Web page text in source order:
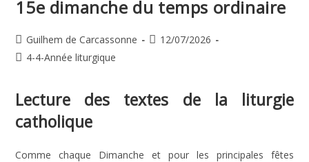
15e dimanche du temps ordinaire
Auteur/autrice
de
Guilhem de Carcassonne
Publication
12/07/2026
Post4-4-Année liturgique
Lecture des textes de la liturgie
catholique
Comme chaque Dimanche et pour les principales fêtes